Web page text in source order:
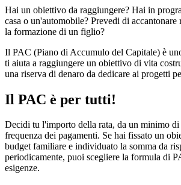
Hai un obiettivo da raggiungere? Hai in
casa o un'automobile? Prevedi di
la formazione di un figlio?
Il PAC (Piano di Accumulo del Capitale) è
ti aiuta a raggiungere un obiettivo di vita
una riserva di denaro da dedicare ai progetti
Il PAC è per tutti!
Decidi tu l'importo della rata, da un minimo di
frequenza dei pagamenti. Se hai fissato un
budget familiare e individuato la somma da
periodicamente, puoi scegliere la formula di
esigenze.